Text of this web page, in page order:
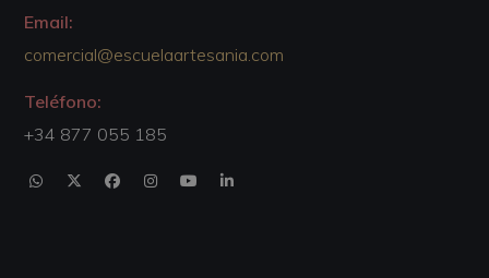
Email:
comercial@escuelaartesania.com
Teléfono:
+34 877 055 185